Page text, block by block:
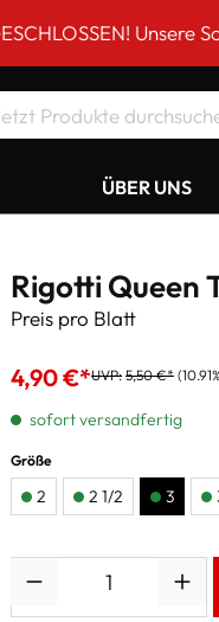
Unsere Sommer-
ÜBER UNS
Rigotti Queen
Preis pro Blatt
4,90 €*UVP: 5,50 €*
sofort versandfertig
Größe
2 2 1/2 3